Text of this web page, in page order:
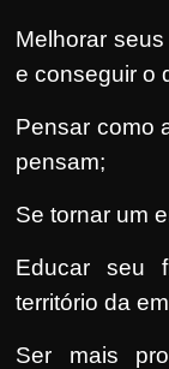
Melhorar
e conseguir o
Pensar como
pensam;
Se tornar um
Educar seu
território da
Ser mais